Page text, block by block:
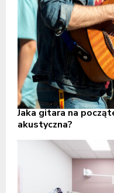
Jaka gitara na
akustyczna?